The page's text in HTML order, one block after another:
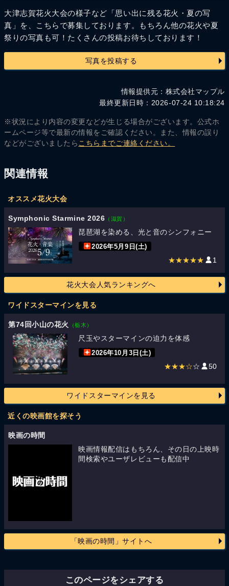
大津志賀花火大会の様子など「思い出に残る花火・夏の写
真」を、こちらで募集しております。もちろん他の花火や夏
祭りの写真も可！たくさんの投稿お待ちしております！
写真を投稿する
情報提供元：株式会社マップル
最終更新日時：2026-07-24 10:18:24
※状況により内容の変更などが生じる場合がございます。公式ホ
ームページ等で最新の情報をご確認ください。また、情報の誤り
などがございましたら こちらまでご連絡ください。
関連情報
オススメ花火大会
Symphonic Starmine 2026 （滋賀）
琵琶湖を染める、光と音のシンフォニー
2026年5月9日(土)
★★★★★ 1
花火大会人気ランキングへ
ワイドスターマインを見る
第74回小山の花火 （栃木）
尺玉やスターマインの迫力を体感
2026年10月3日(土)
★★★☆☆ 50
ワイドスターマインを見る
近くの映画館を探そう
映画の時間
映画情報配信はもちろん、その日の上映時
間検索やユーザレビューも配信中
「映画の時間」サイトへ
このページをシェアする